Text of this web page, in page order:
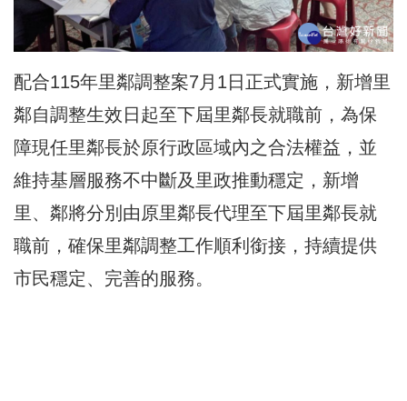
配合115年里鄰調整案7月1日正式實施，新增里
鄰自調整生效日起至下屆里鄰長就職前，為保
障現任里鄰長於原行政區域內之合法權益，並
維持基層服務不中斷及里政推動穩定，新增
里、鄰將分別由原里鄰長代理至下屆里鄰長就
職前，確保里鄰調整工作順利銜接，持續提供
市民穩定、完善的服務。